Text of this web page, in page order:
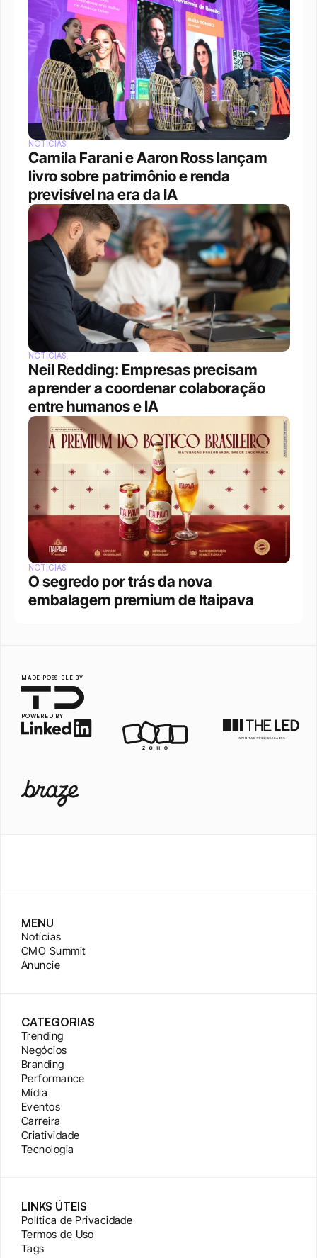
NOTÍCIAS
Camila Farani e Aaron Ross lançam
livro sobre patrimônio e renda
previsível na era da IA
NOTÍCIAS
Neil Redding: Empresas precisam
aprender a coordenar colaboração
entre humanos e IA
NOTÍCIAS
O segredo por trás da nova
embalagem premium de Itaipava
MADE POSSIBLE BY
POWERED BY
MENU
Notícias
CMO Summit
Anuncie
CATEGORIAS
Trending
Negócios
Branding
Performance
Mídia
Eventos
Carreira
Criatividade
Tecnologia
LINKS ÚTEIS
Política de Privacidade
Termos de Uso
Tags